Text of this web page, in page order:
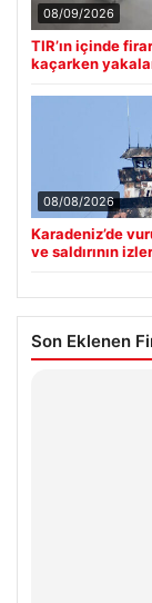
08/09/2026
TIR’ın içinde
kaçarken
08/08/2026
Karadeniz’de
ve saldırının
Son Eklenen